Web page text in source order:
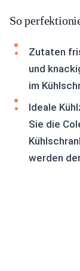
So
Zutaten
und
im
Ideale
Sie die
werden